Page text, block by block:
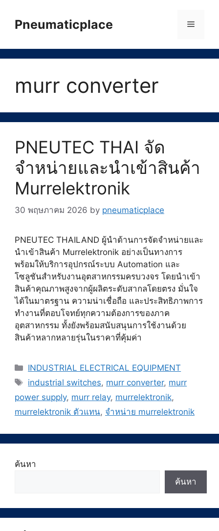
contentPneumaticplace Menu
murr converter
PNEUTEC THAI จัด
จำหน่ายและนำเข้าสินค้า
Murrelektronik
30 พฤษภาคม 2026 by pneumaticplace
PNEUTEC THAILAND ผู้นำด้านการจัดจำหน่ายและ
นำเข้าสินค้า Murrelektronik อย่างเป็นทางการ
พร้อมให้บริการอุปกรณ์ระบบ Automation และ
โซลูชันสำหรับงานอุตสาหกรรมครบวงจร โดยนำเข้า
สินค้าคุณภาพสูงจากผู้ผลิตระดับสากลโดยตรง มั่นใจ
ได้ในมาตรฐาน ความน่าเชื่อถือ และประสิทธิภาพการ
ทำงานที่ตอบโจทย์ทุกความต้องการของภาค
อุตสาหกรรม ทั้งยังพร้อมสนับสนุนการใช้งานด้วย
สินค้าหลากหลายรุ่นในราคาที่คุ้มค่า
Categories
INDUSTRIAL ELECTRICAL EQUIPMENT
Tags
industrial switches, murr converter, murr
power supply, murr relay, murrelektronik,
murrelektronik ตัวแทน, จำหน่าย murrelektronik
ค้นหา
ค้นหา